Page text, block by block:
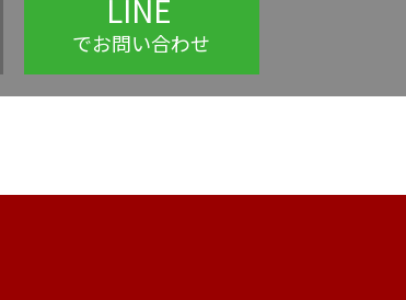
LINE
でお問い合わせ